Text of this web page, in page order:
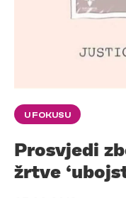
U FOKUSU
Prosvjedi
žrtve